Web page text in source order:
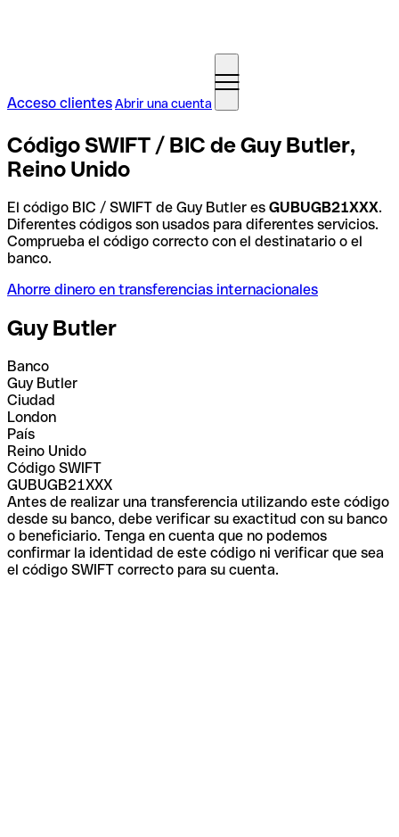
Acceso clientesAbrir una cuenta
Código SWIFT / BIC de Guy Butler,
Reino Unido
El código BIC / SWIFT de Guy Butler es GUBUGB21XXX.
Diferentes códigos son usados para diferentes servicios.
Comprueba el código correcto con el destinatario o el
banco.
Ahorre dinero en transferencias internacionales
Guy Butler
Banco
Guy Butler
Ciudad
London
País
Reino Unido
Código SWIFT
GUBUGB21XXX
Antes de realizar una transferencia utilizando este código
desde su banco, debe verificar su exactitud con su banco
o beneficiario. Tenga en cuenta que no podemos
confirmar la identidad de este código ni verificar que sea
el código SWIFT correcto para su cuenta.